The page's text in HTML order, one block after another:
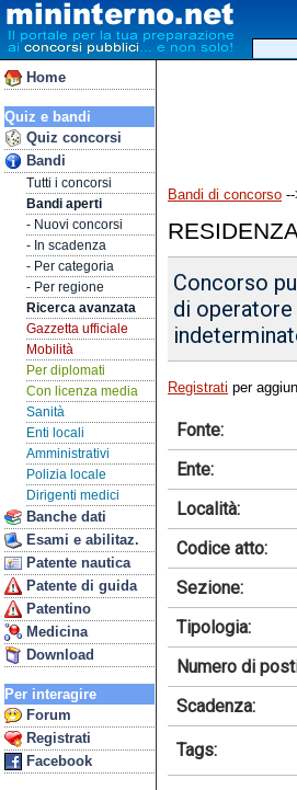
Home
Quiz e bandi
Quiz concorsi
Bandi
Tutti i concorsi
Bandi aperti
- Nuovi concorsi
- In scadenza
- Per categoria
- Per regione
Ricerca avanzata
Gazzetta ufficiale
Mobilità
Per diplomati
Con licenza media
Sanità
Enti locali
Amministrativi
Polizia locale
Dirigenti medici
Banche dati
Esami e abilitaz.
Patente nautica
Patente di guida
Patentino
Medicina
Download
Per interagire
Forum
Registrati
Facebook
Bandi di concorso
Concorso
di
Registrati per
Fonte:
Ente:
Località:
Codice atto:
Sezione:
Tipologia:
Numero di
Scadenza:
Tags: